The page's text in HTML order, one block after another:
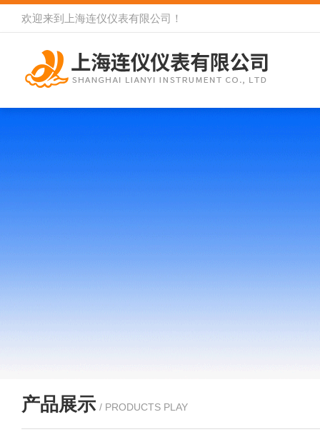
欢迎来到 上海连仪仪表有限公司 ！
产品展示 / PRODUCTS PLAY